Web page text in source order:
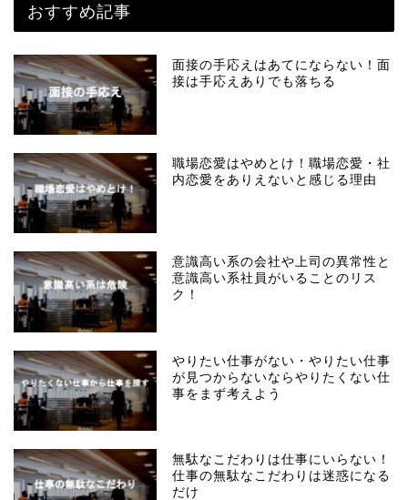
おすすめ記事
面接の手応えはあてにならない！面
接は手応えありでも落ちる
職場恋愛はやめとけ！職場恋愛・社
内恋愛をありえないと感じる理由
意識高い系の会社や上司の異常性と
意識高い系社員がいることのリス
ク！
やりたい仕事がない・やりたい仕事
が見つからないならやりたくない仕
事をまず考えよう
無駄なこだわりは仕事にいらない！
仕事の無駄なこだわりは迷惑になる
だけ